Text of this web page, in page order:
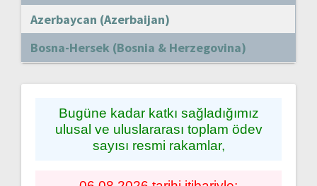
Azerbaycan (Azerbaijan)
Bosna-Hersek (Bosnia & Herzegovina)
Bugüne kadar katkı sağladığımız
ulusal ve uluslararası toplam ödev
sayısı resmi rakamlar,